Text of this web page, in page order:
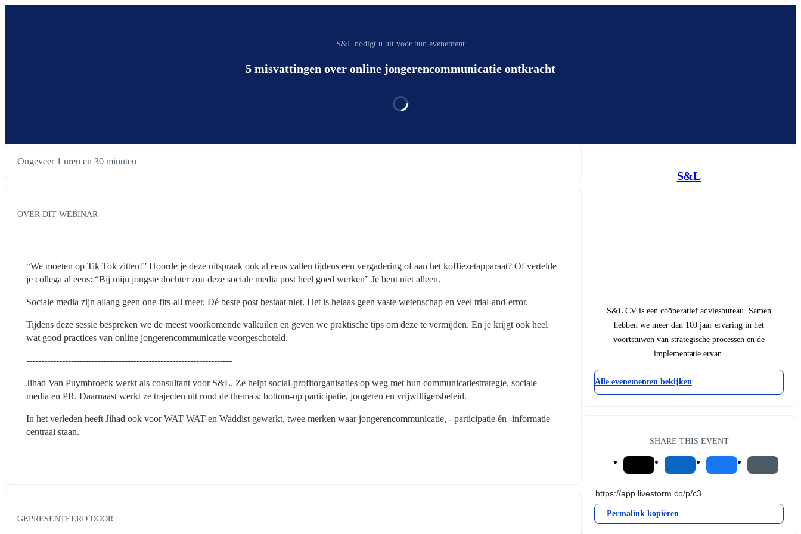
S&L nodigt u uit voor hun evenement
5 misvattingen over online jongerencommunicatie ontkracht
Ongeveer 1 uren en 30 minuten
OVER DIT WEBINAR
“We moeten op Tik Tok zitten!” Hoorde je deze uitspraak ook al eens vallen tijdens een vergadering of aan het koffiezetapparaat? Of vertelde
je collega al eens: “Bij mijn jongste dochter zou deze sociale media post heel goed werken” Je bent niet alleen.
Sociale media zijn allang geen one-fits-all meer. Dé beste post bestaat niet. Het is helaas geen vaste wetenschap en veel trial-and-error.
Tijdens deze sessie bespreken we de meest voorkomende valkuilen en geven we praktische tips om deze te vermijden. En je krijgt ook heel
wat good practices van online jongerencommunicatie voorgeschoteld.
---------------------------------------------------------------------
Jihad Van Puymbroeck werkt als consultant voor S&L. Ze helpt social-profitorganisaties op weg met hun communicatiestrategie, sociale
media en PR. Daarnaast werkt ze trajecten uit rond de thema's: bottom-up participatie, jongeren en vrijwilligersbeleid.
In het verleden heeft Jihad ook voor WAT WAT en Waddist gewerkt, twee merken waar jongerencommunicatie, - participatie én -informatie
centraal staan.
GEPRESENTEERD DOOR
S&L
S&L CV is een coöperatief adviesbureau. Samen
hebben we meer dan 100 jaar ervaring in het
voortstuwen van strategische processen en de
implementatie ervan.
Alle evenementen bekijken
SHARE THIS EVENT
Permalink kopiëren